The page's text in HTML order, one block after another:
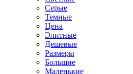
Серые
Темные
Цена
Элитные
Дешевые
Размеры
Большие
Маленькие